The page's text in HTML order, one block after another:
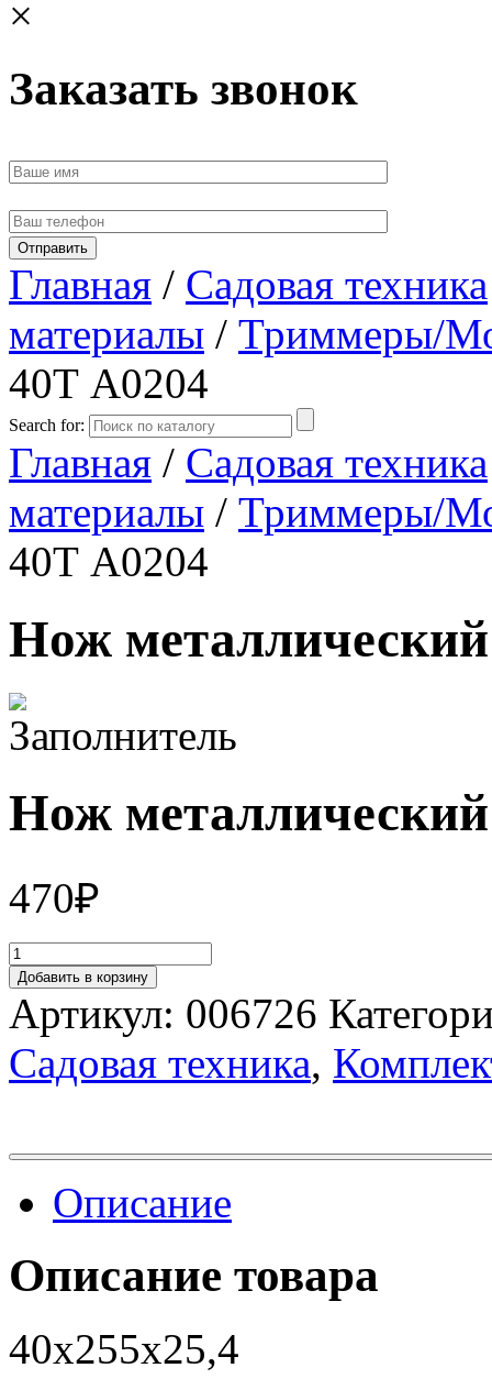
×
Заказать звонок
Главная / Садовая техника
материалы / Триммеры/
40Т А0204
Search for:
Главная / Садовая техника
материалы / Триммеры/
40Т А0204
Нож
Нож
470₽
Добавить в корзину
Артикул: 006726
Садовая техника,
Описание
Описание товара
40х255х25,4